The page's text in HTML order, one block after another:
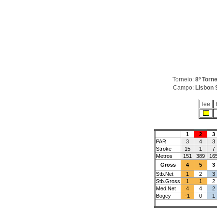
Torneio: 8º
Campo: Lisbon
Tee
1 2 3
PAR
3 4 3
Stroke
15 1 7
Metros
151 389
Gross
4 5 3
Stb.Net
1 2 3
Stb.Gross
1 1 2
Med.Net
4 4 2
Bogey
-1 0 1